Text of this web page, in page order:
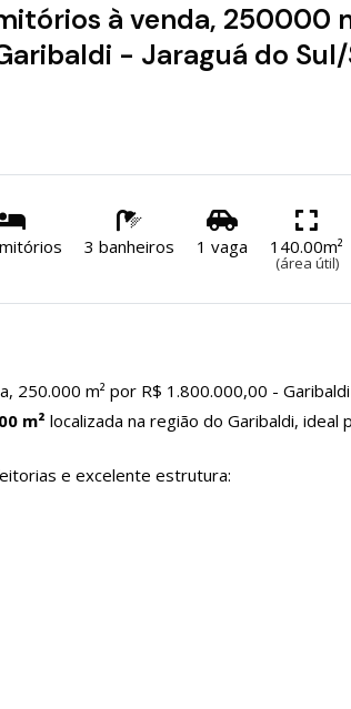
à venda, 250000
- Jaraguá do Sul/
3 banheiros 1 vaga 140.00m²
(área útil)
250.000 m² por R$ 1.800.000,00 - Garibaldi
m² localizada na região do Garibaldi,
e excelente estrutura: